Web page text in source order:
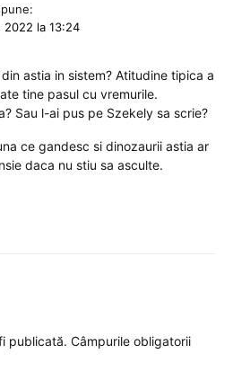
la 13:24
astia in sistem? Atitudine tipica a
tine pasul cu vremurile.
Sau l-ai pus pe Szekely sa scrie?
ce gandesc si dinozaurii astia ar
daca nu stiu sa asculte.
publicată. Câmpurile obligatorii